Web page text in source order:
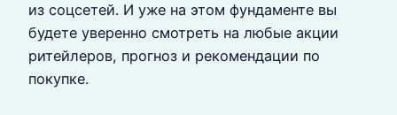
из соцсетей. И уже на этом фундаменте вы
будете уверенно смотреть на любые акции
ритейлеров, прогноз и рекомендации по
покупке.